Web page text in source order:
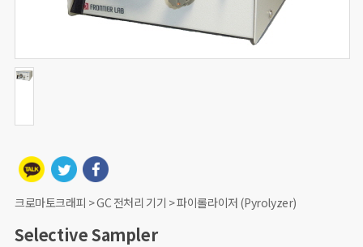
크로마토크래피 > GC 전처리 기기 > 파이롤라이저 (Pyrolyzer)
Selective Sampler